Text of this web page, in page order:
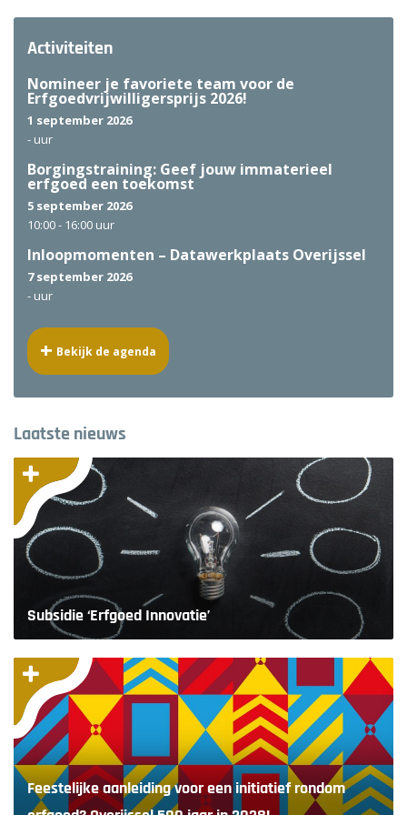
Activiteiten
Nomineer je favoriete team voor de
Erfgoedvrijwilligersprijs 2026!
1 september 2026
- uur
Borgingstraining: Geef jouw immaterieel
erfgoed een toekomst
5 september 2026
10:00 - 16:00 uur
Inloopmomenten – Datawerkplaats Overijssel
7 september 2026
- uur
Bekijk de agenda
Laatste nieuws
Subsidie ‘Erfgoed Innovatie’
Feestelijke aanleiding voor een initiatief rondom